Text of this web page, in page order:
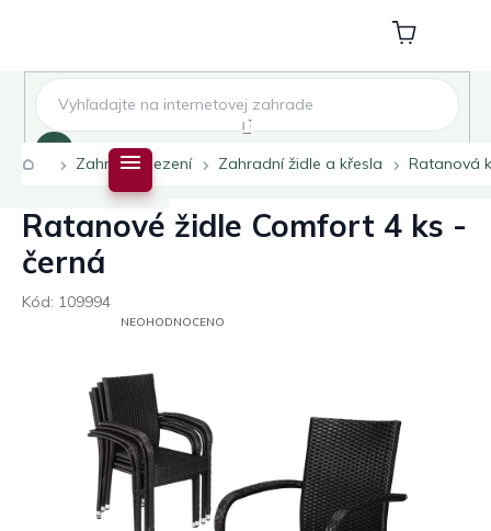
Nákupní
košík
DomůZahradní sezení Zahradní židle a křesla Ratanová
Ratanové židle Comfort 4 ks -
černá
Kód: 109994
PRŮMĚRNÉ
HVĚZDIČEK.
NEOHODNOCENO